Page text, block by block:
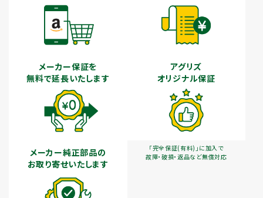
メーカー保証を
無料で延長いたします
アグリズ
オリジナル保証
「完全保証(有料)」に加入で
故障・破損・返品など無償対応
メーカー純正部品の
お取り寄せいたします